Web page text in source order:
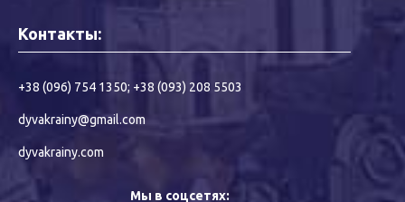
Контакты:
+38 (096) 754 1350; +38 (093) 208 5503
dyvakrainy@gmail.com
dyvakrainy.com
Мы в соцсетях: